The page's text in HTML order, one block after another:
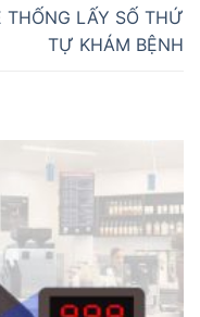
THỐNG LẤY SỐ THỨ
TỰ KHÁM BỆNH